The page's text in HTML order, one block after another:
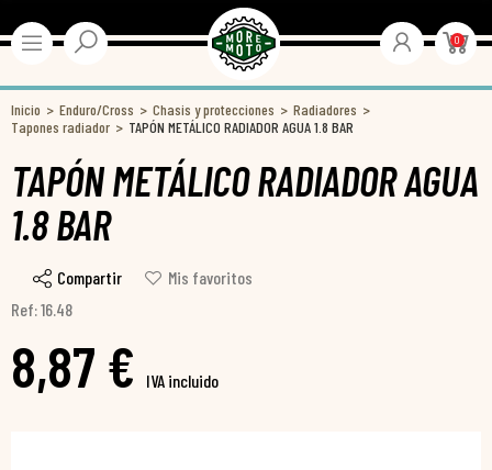
0
Inicio Enduro/Cross Chasis y protecciones
Radiadores
Tapones radiador
TAPÓN METÁLICO RADIADOR AGUA 1.8 BAR
TAPÓN METÁLICO RADIADOR AGUA
1.8 BAR
Compartir
Mis favoritos
Ref: 16.48
8,87 € IVA incluido